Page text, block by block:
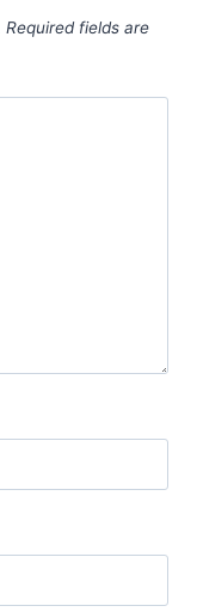
Required fields are